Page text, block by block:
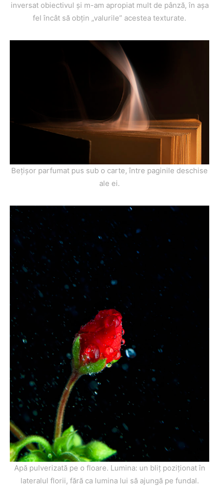
inversat obiectivul și m-am apropiat mult de pânză, în așa
fel încât să obțin „valurile” acestea texturate.
Bețișor parfumat pus sub o carte, între paginile deschise
ale ei.
Apă pulverizată pe o floare. Lumina: un bliț poziționat în
lateralul florii, fără ca lumina lui să ajungă pe fundal.